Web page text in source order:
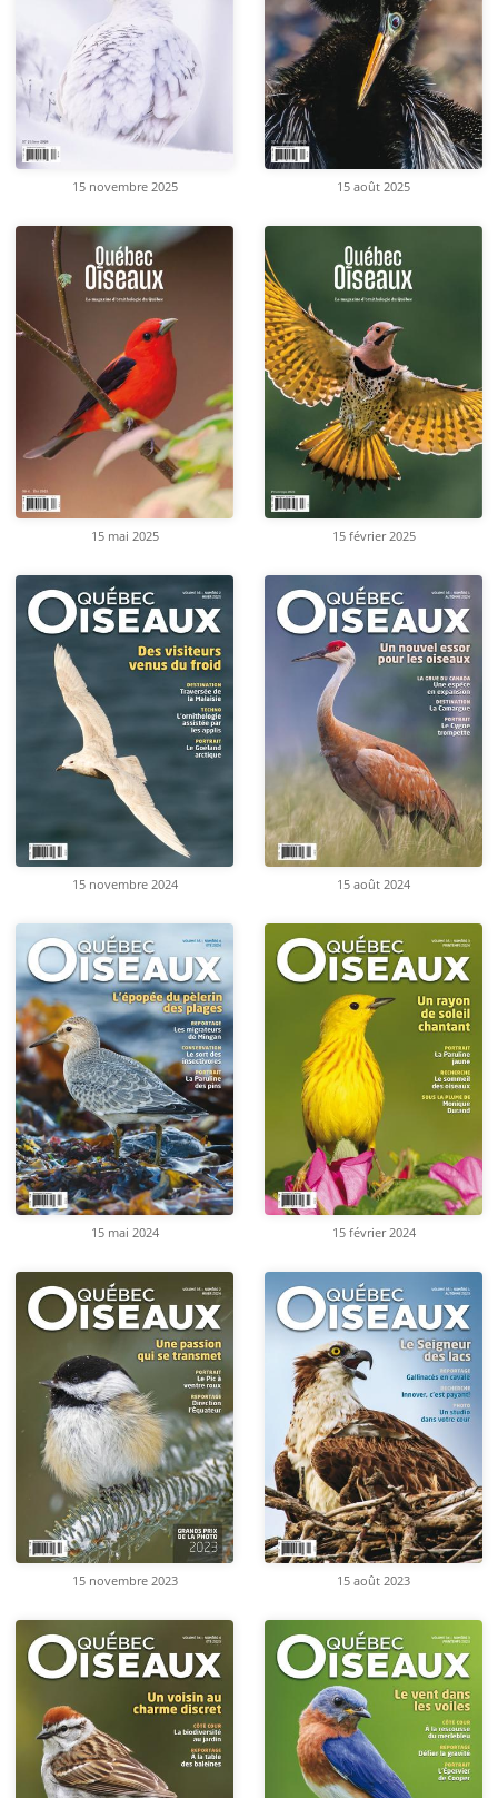
15 novembre 2025 15 août 2025
15 mai 2025 15 février 2025
15 novembre 2024 15 août 2024
15 mai 2024 15 février 2024
15 novembre 2023 15 août 2023